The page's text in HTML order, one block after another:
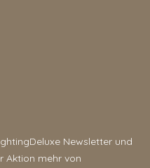
Newsletter und
Aktion mehr von